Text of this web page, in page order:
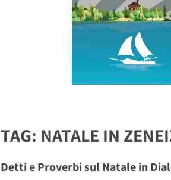
TAG: NATALE IN
Detti e Proverbi sul Natale in